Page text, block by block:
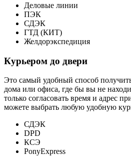
Деловые линии
ПЭК
СДЭК
ГТД (КИТ)
Желдорэкспедиция
Курьером до двери
Это самый удобный способ
дома или офиса, где бы вы не
только согласовать время и адрес
можете выбрать любую удобную
СДЭК
DPD
КСЭ
PonyExpress